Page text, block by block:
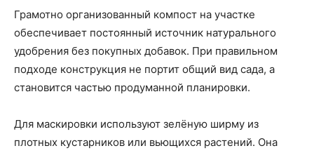
Грамотно организованный компост на участке
обеспечивает постоянный источник натурального
удобрения без покупных добавок. При правильном
подходе конструкция не портит общий вид сада, а
становится частью продуманной планировки.
Для маскировки используют зелёную ширму из
плотных кустарников или вьющихся растений. Она